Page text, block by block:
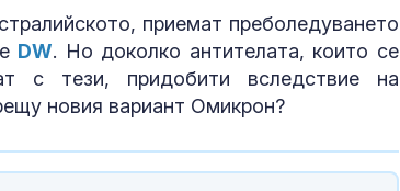
приемат преболедуването
DW. Но доколко антителата, които се
с тези, придобити вследствие на
новия вариант Омикрон?